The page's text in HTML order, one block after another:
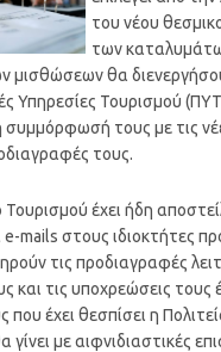
του νέου
των
μισθώσεων θα
Υπηρεσίες Τουρισμού
συμμόρφωσή τους με τις
τους.
έχει ήδη
mails στους ιδιοκτήτες
τις προδιαγραφές
και τις υποχρεώσεις τους
έχει θεσπίσει η
γίνει με αιφνιδιαστικές